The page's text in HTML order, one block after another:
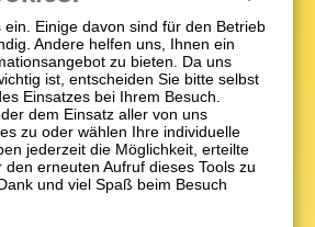
Medizin
(MVZ)
Pflegedienst (APP)
ein. Einige davon sind für den Betrieb
Andere helfen uns, Ihnen ein
zu bieten. Da uns
ist, entscheiden Sie bitte selbst
Einsatzes bei Ihrem Besuch.
dem Einsatz aller von uns
zu oder wählen Ihre individuelle
jederzeit die Möglichkeit, erteilte
den erneuten Aufruf dieses Tools zu
und viel Spaß beim Besuch